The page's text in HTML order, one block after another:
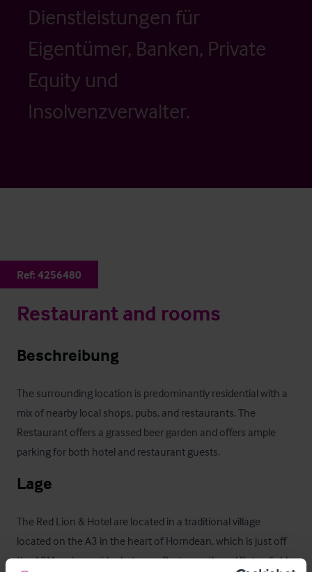
Dienstleistungen für
Eigentümer, Banken, Private
Equity und
Insolvenzverwalter.
Ref: 4256480
Restaurant and rooms
Beschreibung
The surrounding location is predominantly residential with a
mix of nearby local shops, pubs, and restaurants. The
Restaurant offers a grassed beer garden and offers ample
parking for both hotel and restaurant guests.
Lage
The Red Lion & Hotel are located in a traditional village
located on the A3 in the heart of Horndean, which is just off
the A3M main corridor between Portsmouth and Petersfield.